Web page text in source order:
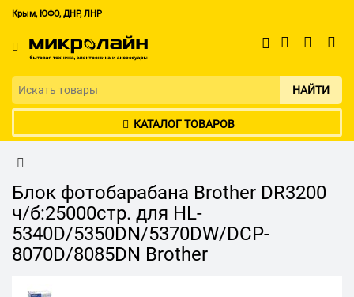
Крым, ЮФО, ДНР, ЛНР
НАЙТИ
КАТАЛОГ ТОВАРОВ
Блок фотобарабана Brother DR3200
ч/б:25000стр. для HL-
5340D/5350DN/5370DW/DCP-
8070D/8085DN Brother